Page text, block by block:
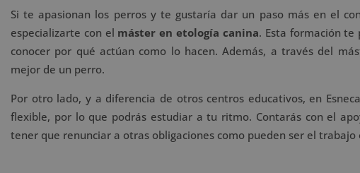
Si te apasionan los perros y te gustaría dar un paso más en el
especializarte con el máster en etología canina. Esta formación
conocer por qué actúan como lo hacen. Además, a través del
mejor de un perro.
Por otro lado, y a diferencia de otros centros educativos, en
flexible, por lo que podrás estudiar a tu ritmo. Contarás con el
tener que renunciar a otras obligaciones como pueden ser el trabajo